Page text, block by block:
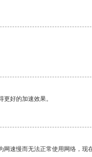
好的加速效果。
速慢而无法正常使用网络，现